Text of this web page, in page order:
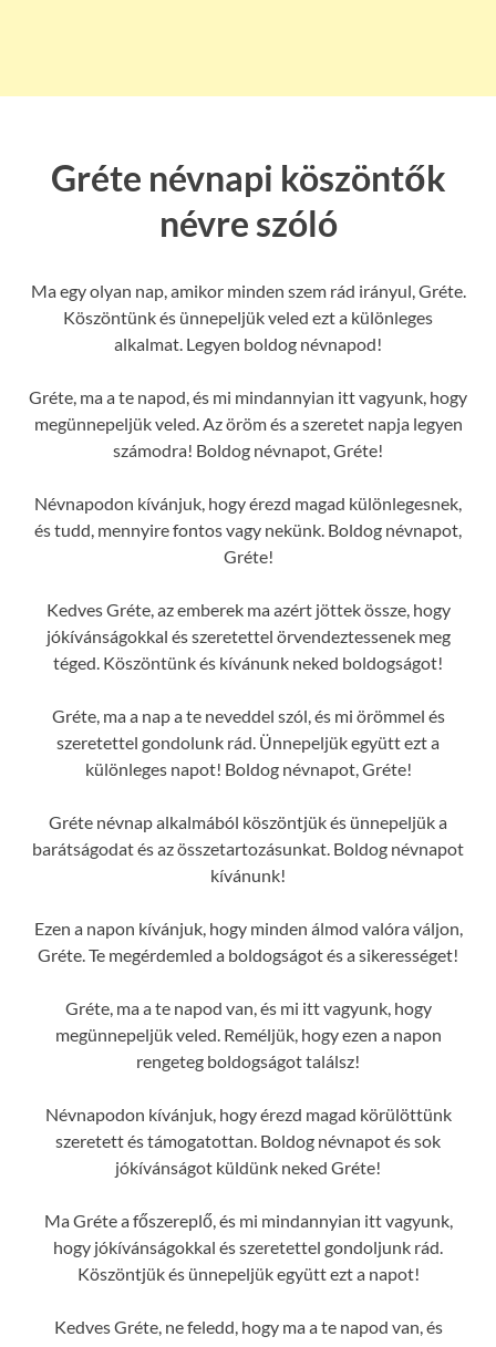
Gréte névnapi köszöntők
névre szóló
Ma egy olyan nap, amikor minden szem rád irányul, Gréte.
Köszöntünk és ünnepeljük veled ezt a különleges
alkalmat. Legyen boldog névnapod!
Gréte, ma a te napod, és mi mindannyian itt vagyunk, hogy
megünnepeljük veled. Az öröm és a szeretet napja legyen
számodra! Boldog névnapot, Gréte!
Névnapodon kívánjuk, hogy érezd magad különlegesnek,
és tudd, mennyire fontos vagy nekünk. Boldog névnapot,
Gréte!
Kedves Gréte, az emberek ma azért jöttek össze, hogy
jókívánságokkal és szeretettel örvendeztessenek meg
téged. Köszöntünk és kívánunk neked boldogságot!
Gréte, ma a nap a te neveddel szól, és mi örömmel és
szeretettel gondolunk rád. Ünnepeljük együtt ezt a
különleges napot! Boldog névnapot, Gréte!
Gréte névnap alkalmából köszöntjük és ünnepeljük a
barátságodat és az összetartozásunkat. Boldog névnapot
kívánunk!
Ezen a napon kívánjuk, hogy minden álmod valóra váljon,
Gréte. Te megérdemled a boldogságot és a sikerességet!
Gréte, ma a te napod van, és mi itt vagyunk, hogy
megünnepeljük veled. Reméljük, hogy ezen a napon
rengeteg boldogságot találsz!
Névnapodon kívánjuk, hogy érezd magad körülöttünk
szeretett és támogatottan. Boldog névnapot és sok
jókívánságot küldünk neked Gréte!
Ma Gréte a főszereplő, és mi mindannyian itt vagyunk,
hogy jókívánságokkal és szeretettel gondoljunk rád.
Köszöntjük és ünnepeljük együtt ezt a napot!
Kedves Gréte, ne feledd, hogy ma a te napod van, és